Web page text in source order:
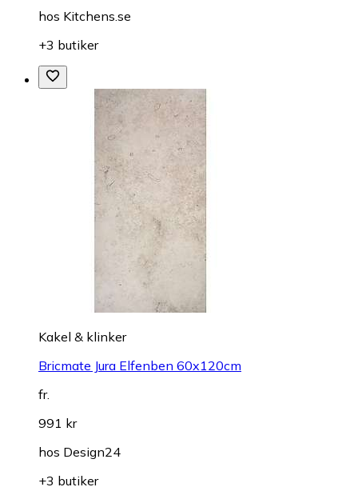
hos Kitchens.se
+3 butiker
Kakel & klinker
Bricmate Jura Elfenben 60x120cm
fr.
991 kr
hos Design24
+3 butiker